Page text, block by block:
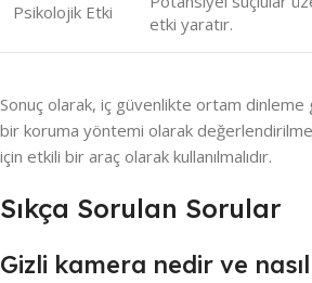
Psikolojik Etki
etki yaratır.
Sonuç olarak, iç güvenlikte ortam
bir koruma yöntemi olarak
için etkili bir araç olarak kullanılmalıdır.
Sıkça Sorulan Sorular
Gizli kamera nedir ve nasıl